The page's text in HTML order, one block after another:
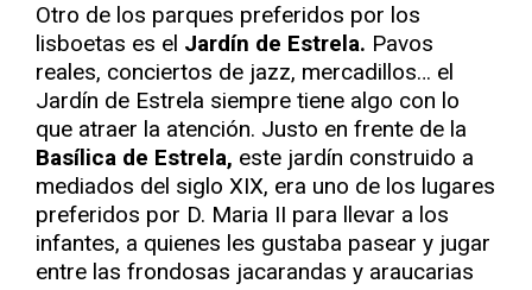
Otro de los parques preferidos por los
lisboetas es el Jardín de Estrela. Pavos
reales, conciertos de jazz, mercadillos… el
Jardín de Estrela siempre tiene algo con lo
que atraer la atención. Justo en frente de la
Basílica de Estrela, este jardín construido a
mediados del siglo XIX, era uno de los lugares
preferidos por D. Maria II para llevar a los
infantes, a quienes les gustaba pasear y jugar
entre las frondosas jacarandas y araucarias